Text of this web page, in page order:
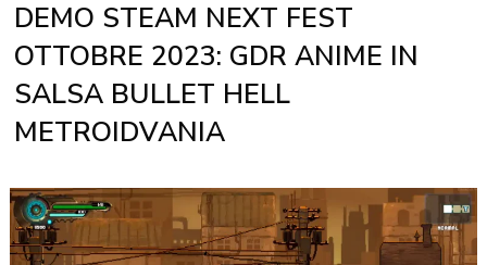
DEMO STEAM NEXT FEST
OTTOBRE 2023: GDR ANIME IN
SALSA BULLET HELL
METROIDVANIA